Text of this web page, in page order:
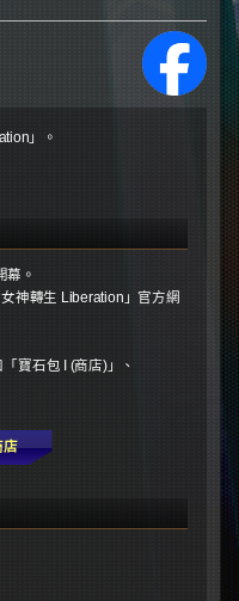
」。
幕。
神轉生 Liberation」官方網
寶石包 I (商店)」、
店